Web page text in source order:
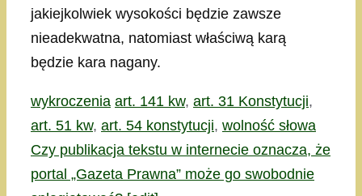
jakiejkolwiek wysokości będzie zawsze
nieadekwatna, natomiast właściwą karą
będzie kara nagany.
Kategorie
wykroczenia Tagi
art. 141 kw, art. 31 Konstytucji,
art. 51 kw, art. 54 konstytucji, wolność słowa
Czy publikacja tekstu w internecie oznacza, że
portal „Gazeta Prawna” może go swobodnie